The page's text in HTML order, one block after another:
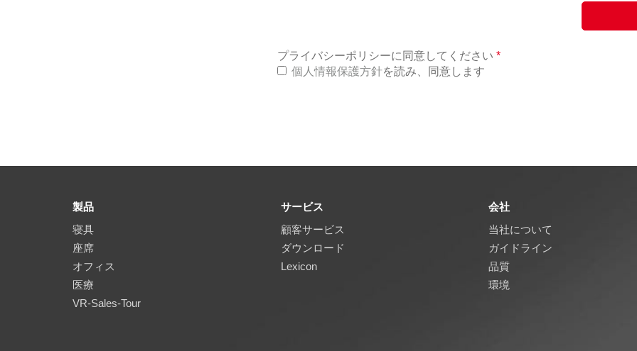
プライバシーポリシーに同意してください *
個人情報保護方針を読み、同意します
製品
寝具
座席
オフィス
医療
VR-Sales-Tour
サービス
顧客サービス
ダウンロード
Lexicon
会社
当社について
ガイドライン
品質
環境